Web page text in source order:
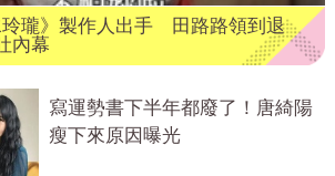
玲瓏》製作人出手 田路路領到退
內幕
寫運勢書下半年都廢了！唐綺陽
瘦下來原因曝光